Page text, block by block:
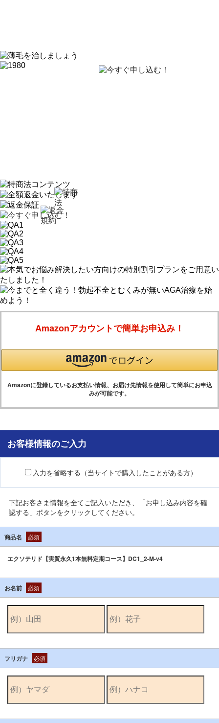
Amazonアカウントで簡単お申込み！
Amazonに登録しているお支払い情報、お届け先情報を使用して簡単にお申込
みが可能です。
お客様情報のご入力
入力を省略する（当サイトで購入したことがある方）
下記お客さま情報を全てご記入いただき、「お申し込み内容を確
認する」ボタンをクリックしてください。
商品名 必須
エクソテリド【実質永久1本無料定期コース】DC1_2-M-v4
お名前 必須
フリガナ 必須